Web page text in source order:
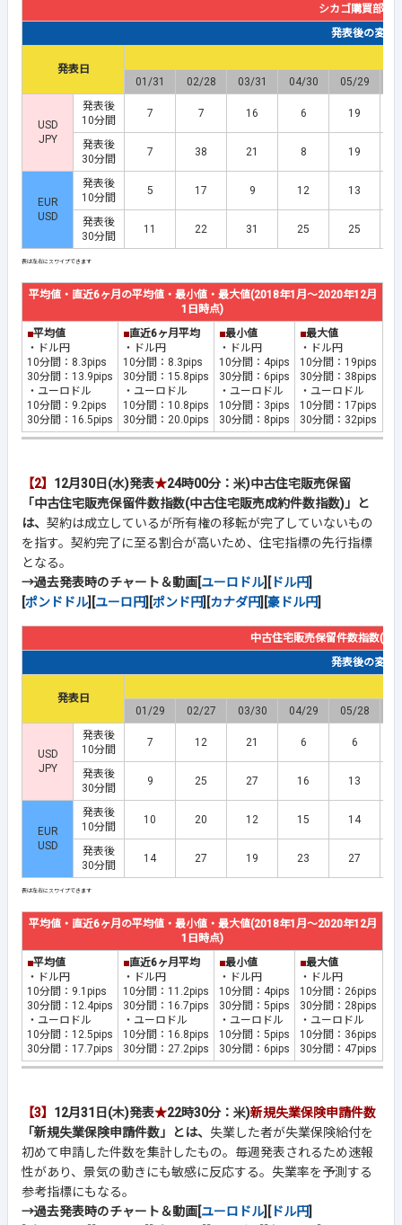
シカゴ購買部協
発表後の変動
発表日
01/31
02/28 03/31 04/30 05/29
USD
JPY
発表後
10分間
7 7 16 6 19
発表後
30分間
7 38 21 8 19
EUR
USD
発表後
10分間
5 17 9 12 13
発表後
30分間
11 22 31 25 25
平均値・直近6ヶ月の平均値・最小値・最大値(2018年1月～2020年12月
1日時点)
■平均値
・ドル円
10分間：8.3pips
30分間：13.9pips
・ユーロドル
10分間：9.2pips
30分間：16.5pips
■直近6ヶ月平均
・ドル円
10分間：8.3pips
30分間：15.8pips
・ユーロドル
10分間：10.8pips
30分間：20.0pips
■最小値
・ドル円
10分間：4pips
30分間：6pips
・ユーロドル
10分間：3pips
30分間：8pips
■最大値
・ドル円
10分間：19pips
30分間：38pips
・ユーロドル
10分間：17pips
30分間：32pips
【2】 12月30日(水)発表★24時00分：米)中古住宅販売保留
「中古住宅販売保留件数指数(中古住宅販売成約件数指数)」と
は、 契約は成立しているが所有権の移転が完了していないもの
を指す。契約完了に至る割合が高いため、住宅指標の先行指標
となる。
→過去発表時のチャート＆動画[ユーロドル][ ドル円]
[ポンドドル][ユーロ円][ポンド円][カナダ円][豪ドル円]
中古住宅販売保留件数指数(中
発表後の変動
発表日
01/29
02/27 03/30 04/29 05/28
USD
JPY
発表後
10分間
7 12 21 6 6
発表後
30分間
9 25 27 16 13
EUR
USD
発表後
10分間
10 20 12 15 14
発表後
30分間
14 27 19 23 27
平均値・直近6ヶ月の平均値・最小値・最大値(2018年1月～2020年12月
1日時点)
■平均値
・ドル円
10分間：9.1pips
30分間：12.4pips
・ユーロドル
10分間：12.5pips
30分間：17.7pips
■直近6ヶ月平均
・ドル円
10分間：11.2pips
30分間：16.7pips
・ユーロドル
10分間：16.8pips
30分間：27.2pips
■最小値
・ドル円
10分間：4pips
30分間：5pips
・ユーロドル
10分間：5pips
30分間：6pips
■最大値
・ドル円
10分間：26pips
30分間：28pips
・ユーロドル
10分間：36pips
30分間：47pips
【3】 12月31日(木)発表★22時30分：米)新規失業保険申請件数
「新規失業保険申請件数」とは、 失業した者が失業保険給付を
初めて申請した件数を集計したもの。毎週発表されるため速報
性があり、景気の動きにも敏感に反応する。失業率を予測する
参考指標にもなる。
→過去発表時のチャート＆動画[ユーロドル][ ドル円]